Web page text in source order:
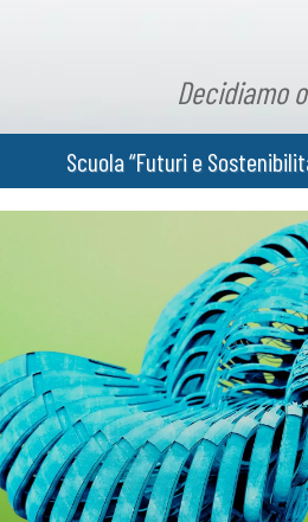
Decidiamo
Scuola “Futuri e